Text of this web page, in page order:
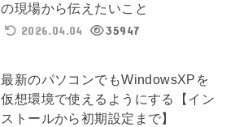
の現場から伝えたいこと
2026.04.04
35947
最新のパソコンでもWindowsXPを
仮想環境で使えるようにする【イン
ストールから初期設定まで】